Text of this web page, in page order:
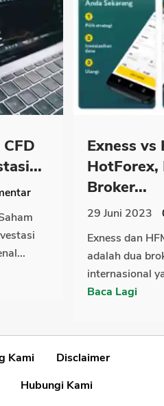
Exness vs
HotForex,
Broker...
29 Juni 2023
Exness dan
adalah dua
internasional
Baca Lagi
Kami
Disclaimer
Hubungi Kami